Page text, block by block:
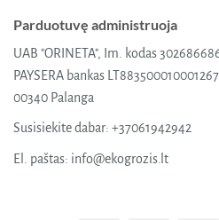
Parduotuvę administruoja
UAB "ORINETA", Im. kodas
PAYSERA bankas
00340 Palanga
Susisiekite dabar: +37061942942
El. paštas: info@ekogrozis.lt